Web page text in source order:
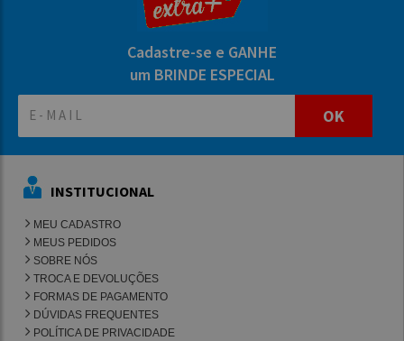
Cadastre-se e GANHE
um BRINDE ESPECIAL
OK
INSTITUCIONAL
MEU CADASTRO
MEUS PEDIDOS
SOBRE NÓS
TROCA E DEVOLUÇÕES
FORMAS DE PAGAMENTO
DÚVIDAS FREQUENTES
POLÍTICA DE PRIVACIDADE